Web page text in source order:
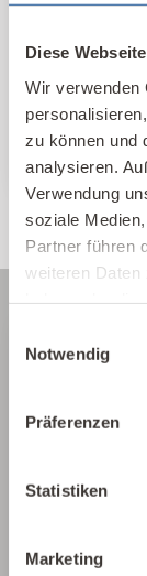
Diese
Wir verwenden
zu können und
analysieren.
Verwendung
soziale
Partner führen
weiteren Daten
Notwendig
Präferenzen
Statistiken
Marketing
IBN
Die